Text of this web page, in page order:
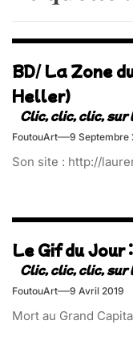
BD/ La Zone
Heller)
FoutouArt 9 Septembre
Son site : http://
Le Gif du Jour
FoutouArt 9 Avril 2019
Mort au Grand